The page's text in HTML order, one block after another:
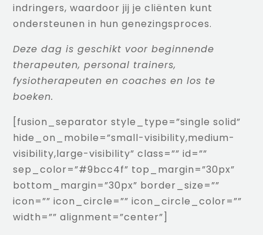
indringers, waardoor jij je cliënten kunt
ondersteunen in hun genezingsproces.
Deze dag is geschikt voor beginnende
therapeuten, personal trainers,
fysiotherapeuten en coaches en los te
boeken.
[fusion_separator style_type=”single solid”
hide_on_mobile=”small-visibility,medium-
visibility,large-visibility” class=”” id=””
sep_color=”#9bcc4f” top_margin=”30px”
bottom_margin=”30px” border_size=””
icon=”” icon_circle=”” icon_circle_color=””
width=”” alignment=”center”]